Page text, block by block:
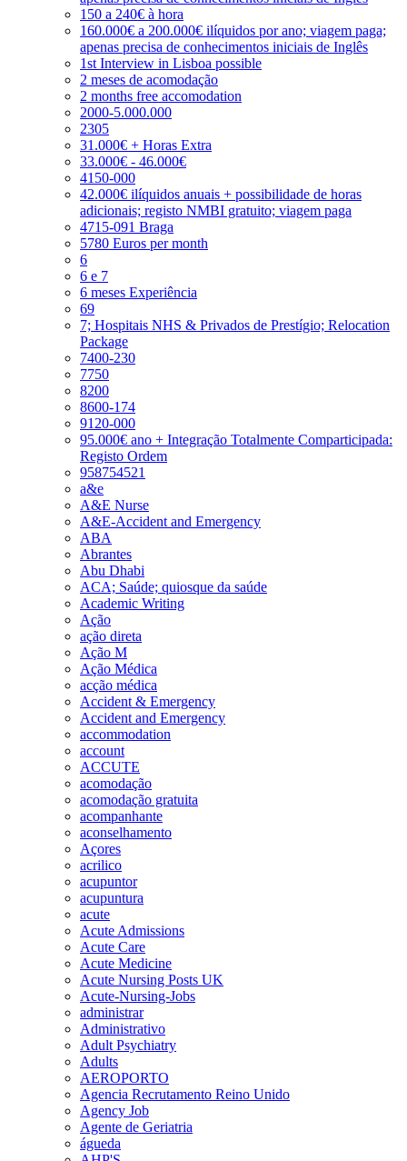
150 a 240€ à hora
160.000€ a 200.000€ ilíquidos por ano; viagem paga;
apenas precisa de conhecimentos iniciais de Inglês
1st Interview in Lisboa possible
2 meses de acomodação
2 months free accomodation
2000-5.000.000
2305
31.000€ + Horas Extra
33.000€ - 46.000€
4150-000
42.000€ ilíquidos anuais + possibilidade de horas
adicionais; registo NMBI gratuito; viagem paga
4715-091 Braga
5780 Euros per month
6
6 e 7
6 meses Experiência
69
7; Hospitais NHS & Privados de Prestígio; Relocation
Package
7400-230
7750
8200
8600-174
9120-000
95.000€ ano + Integração Totalmente Comparticipada:
Registo Ordem
958754521
a&e
A&E Nurse
A&E-Accident and Emergency
ABA
Abrantes
Abu Dhabi
ACA; Saúde; quiosque da saúde
Academic Writing
Ação
ação direta
Ação M
Ação Médica
acção médica
Accident & Emergency
Accident and Emergency
accommodation
account
ACCUTE
acomodação
acomodação gratuita
acompanhante
aconselhamento
Açores
acrilico
acupuntor
acupuntura
acute
Acute Admissions
Acute Care
Acute Medicine
Acute Nursing Posts UK
Acute-Nursing-Jobs
administrar
Administrativo
Adult Psychiatry
Adults
AEROPORTO
Agencia Recrutamento Reino Unido
Agency Job
Agente de Geriatria
águeda